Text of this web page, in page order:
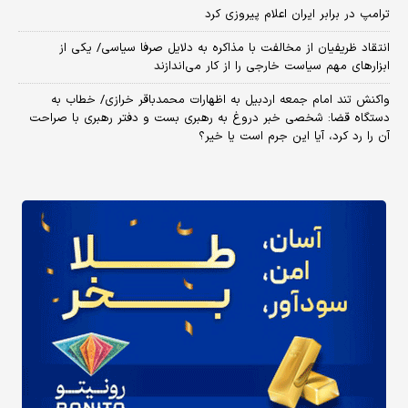
ترامپ در برابر ایران اعلام پیروزی کرد
انتقاد ظریفیان از مخالفت با مذاکره به دلایل صرفا سیاسی/ یکی از
ابزارهای مهم سیاست خارجی را از کار می‌اندازند
واکنش تند امام جمعه اردبیل به اظهارات محمدباقر خرازی/ خطاب به
دستگاه قضا: شخصی خبر دروغ به رهبری بست و دفتر رهبری با صراحت
آن را رد کرد، آیا این جرم است یا خیر؟